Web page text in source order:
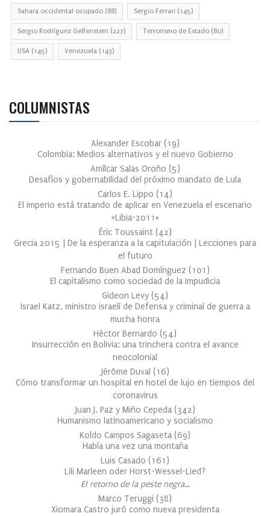
Sahara occidental ocupado (88) Sergio Ferrari (145)
Sergio Rodríguez Gelfenstein (227) Terrorismo de Estado (80)
USA (145) Venezuela (143)
COLUMNISTAS
Alexander Escobar (19)
Colombia: Medios alternativos y el nuevo Gobierno
Amílcar Salas Oroño (5)
Desafíos y gobernabilidad del próximo mandato de Lula
Carlos E. Lippo (14)
El imperio está tratando de aplicar en Venezuela el escenario
«Libia-2011»
Éric Toussaint (42)
Grecia 2015 | De la esperanza a la capitulación | Lecciones para
el futuro
Fernando Buen Abad Domínguez (101 )
El capitalismo como sociedad de la Impudicia
Gideon Levy (54)
Israel Katz, ministro israelí de Defensa y criminal de guerra a
mucha honra
Héctor Bernardo (54)
Insurrección en Bolivia: una trinchera contra el avance
neocolonial
Jérôme Duval (16)
Cómo transformar un hospital en hotel de lujo en tiempos del
coronavirus
Juan J. Paz y Miño Cepeda (342)
Humanismo latinoamericano y socialismo
Koldo Campos Sagaseta (69)
Había una vez una montaña
Luis Casado (161 )
Lili Marleen oder Horst-Wessel-Lied?
El retorno de la peste negra…
Marco Teruggi (38)
Xiomara Castro juró como nueva presidenta